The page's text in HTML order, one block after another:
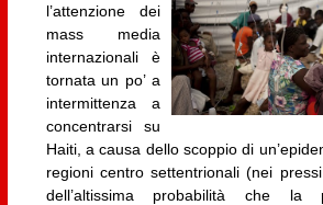
l’attenzione dei
mass media
internazionali è
tornata un po’ a
intermittenza a
concentrarsi su
Haiti, a causa dello scoppio di
regioni centro settentrionali (nei
dell’altissima probabilità che la